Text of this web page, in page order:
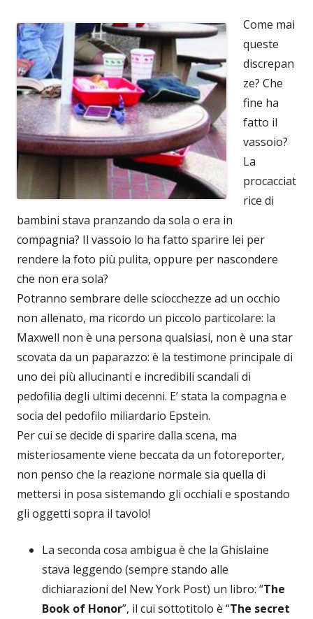
Come mai
queste
discrepan
ze? Che
fine ha
fatto il
vassoio?
La
procacciat
rice di
bambini stava pranzando da sola o era in
compagnia? Il vassoio lo ha fatto sparire lei per
rendere la foto più pulita, oppure per nascondere
che non era sola?
Potranno sembrare delle sciocchezze ad un occhio
non allenato, ma ricordo un piccolo particolare: la
Maxwell non è una persona qualsiasi, non è una star
scovata da un paparazzo: è la testimone principale di
uno dei più allucinanti e incredibili scandali di
pedofilia degli ultimi decenni. E’ stata la compagna e
socia del pedofilo miliardario Epstein.
Per cui se decide di sparire dalla scena, ma
misteriosamente viene beccata da un fotoreporter,
non penso che la reazione normale sia quella di
mettersi in posa sistemando gli occhiali e spostando
gli oggetti sopra il tavolo!
La seconda cosa ambigua è che la Ghislaine
stava leggendo (sempre stando alle
dichiarazioni del New York Post) un libro: “The
Book of Honor”, il cui sottotitolo è “The secret